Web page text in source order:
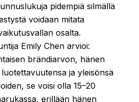
pidempiä silmällä
voidaan mitata
osalta.
Emily Chen arvioi:
brändiarvon, hänen
ja yleisönsä
se voisi olla 15–20
erillään hänen